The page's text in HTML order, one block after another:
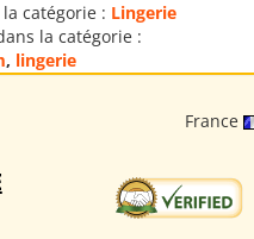
catégorie : Lingerie
la catégorie :
, lingerie
France